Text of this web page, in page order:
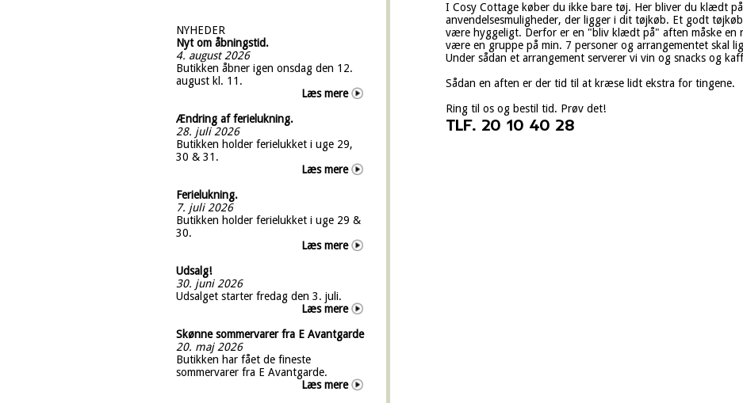
NYHEDER
Nyt om åbningstid.
4. august 2026
Butikken åbner igen onsdag den 12.
august kl. 11.
Læs mere
Ændring af ferielukning.
28. juli 2026
Butikken holder ferielukket i uge 29,
30 & 31.
Læs mere
Ferielukning.
7. juli 2026
Butikken holder ferielukket i uge 29 &
30.
Læs mere
Udsalg!
30. juni 2026
Udsalget starter fredag den 3. juli.
Læs mere
Skønne sommervarer fra E Avantgarde
20. maj 2026
Butikken har fået de fineste
sommervarer fra E Avantgarde.
Læs mere
I Cosy Cottage køber du ikke bare tøj. Her bliver du klædt
anvendelsesmuligheder, der ligger i dit tøjkøb. Et godt
være hyggeligt. Derfor er en "bliv klædt på" aften måske en
være en gruppe på min. 7 personer og arrangementet skal
Under sådan et arrangement serverer vi vin og snacks og
Sådan en aften er der tid til at kræse lidt ekstra for tingene.
Ring til os og bestil tid. Prøv det!
TLF. 20 10 40 28